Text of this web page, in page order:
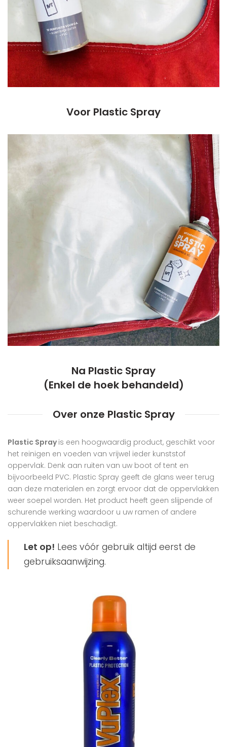
Voor Plastic Spray
Na Plastic Spray
(Enkel de hoek behandeld)
Over onze Plastic Spray
Plastic Sprayis een hoogwaardig product, geschikt voor
het reinigen en voeden van vrijwel ieder kunststof
oppervlak. Denk aan ruiten van uw boot of tent en
bijvoorbeeld PVC. Plastic Spray geeft de glans weer terug
aan deze materialen en zorgt ervoor dat de oppervlakken
weer soepel worden. Het product heeft geen slijpende of
schurende werking waardoor u uw ramen of andere
oppervlakken niet beschadigt.
Let op! Lees vóór gebruik altijd eerst de
gebruiksaanwijzing.